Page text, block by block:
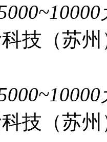
技（苏
技（苏